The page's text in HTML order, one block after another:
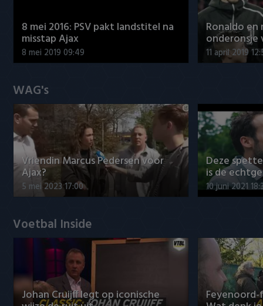
8 mei 2016: PSV pakt landstitel na
misstap Ajax
8 mei 2019 09:49
Ronaldo
onderonsje
11 april 2019
WAG's
Vriendin Marcus Pedersen voor
Ajax?
5 mei 2023 17:00
Deze
is de
10 juni 2021
Voetbal Inside
Johan Cruijff legt op iconische Feyenoord-